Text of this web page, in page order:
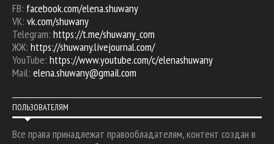
FB: facebook.com/elena.shuwany
VK: vk.com/shuwany
Telegram: https://t.me/shuwany_com
ЖЖ: https://shuwany.livejournal.com/
YouTube: https://www.youtube.com/c/elenashuwany
Mail: elena.shuwany@gmail.com
ПОЛЬЗОВАТЕЛЯМ
Все права принадлежат правообладателям, контент создан в